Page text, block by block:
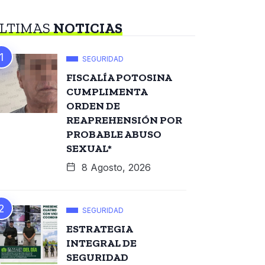
NOTICIAS
SEGURIDAD
FISCALÍA POTOSINA
CUMPLIMENTA
ORDEN DE
REAPREHENSIÓN POR
PROBABLE ABUSO
SEXUAL*
8 Agosto, 2026
SEGURIDAD
ESTRATEGIA
INTEGRAL DE
SEGURIDAD